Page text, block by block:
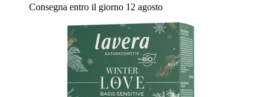
Consegna entro il giorno 12 agosto